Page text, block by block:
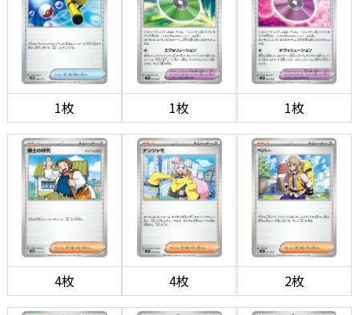
1枚 1枚 1枚
4枚 4枚 2枚